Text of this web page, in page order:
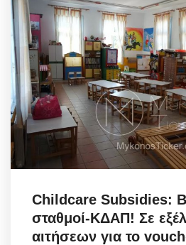
Childcare Subsidies:
σταθμοί-ΚΔΑΠ! Σε
αιτήσεων για το